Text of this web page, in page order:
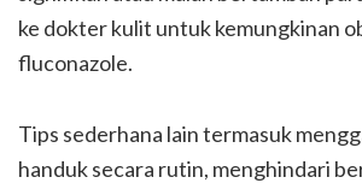
ke dokter kulit untuk kemungkinan
fluconazole.
Tips sederhana lain termasuk
handuk secara rutin, menghindari